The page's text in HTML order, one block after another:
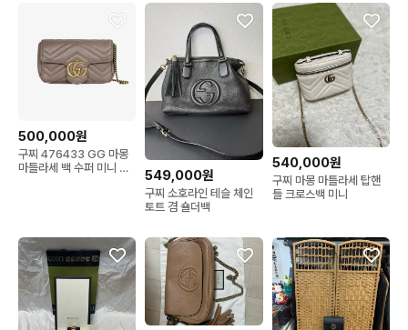
500,000원
구찌 476433 GG 마몽
마틀라세 백 수퍼 미니 토
549,000원
구찌 소호라인 테슬 체인
토트 겸 숄더백
540,000원
구찌 마몽 마틀라세 탑핸
들 크로스백 미니